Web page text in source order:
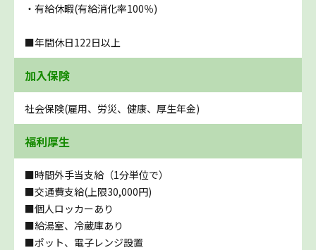
・有給休暇(有給消化率100％)
■年間休日122日以上
加入保険
社会保険(雇用、労災、健康、厚生年金)
福利厚生
■時間外手当支給（1分単位で）
■交通費支給(上限30,000円)
■個人ロッカーあり
■給湯室、冷蔵庫あり
■ポット、電子レンジ設置